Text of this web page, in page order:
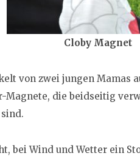
Cloby Magnet
von zwei jungen Mamas
Magnete, die beidseitig
bei Wind und Wetter ein